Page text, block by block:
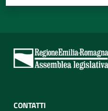
CONTATTI